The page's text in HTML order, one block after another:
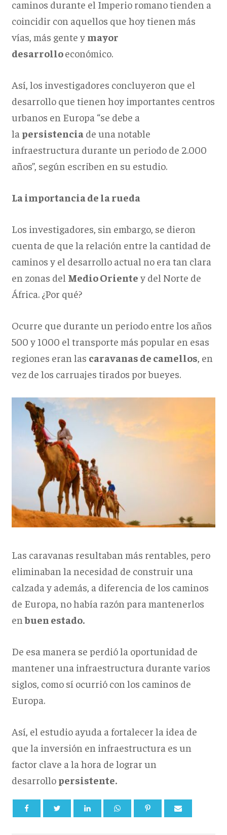
caminos durante el Imperio romano tienden a
coincidir con aquellos que hoy tienen más
vías, más gente y mayor
desarrolloeconómico.
Así, los investigadores concluyeron que el
desarrollo que tienen hoy importantes centros
urbanos en Europa “se debe a
la persistencia de una notable
infraestructura durante un periodo de 2.000
años”, según escriben en su estudio.
La importancia de la rueda
Los investigadores, sin embargo, se dieron
cuenta de que la relación entre la cantidad de
caminos y el desarrollo actual no era tan clara
en zonas del Medio Oriente y del Norte de
África. ¿Por qué?
Ocurre que durante un periodo entre los años
500 y 1000 el transporte más popular en esas
regiones eran las caravanas de camellos , en
vez de los carruajes tirados por bueyes.
Las caravanas resultaban más rentables, pero
eliminaban la necesidad de construir una
calzada y además, a diferencia de los caminos
de Europa, no había razón para mantenerlos
enbuen estado.
De esa manera se perdió la oportunidad de
mantener una infraestructura durante varios
siglos, como sí ocurrió con los caminos de
Europa.
Así, el estudio ayuda a fortalecer la idea de
que la inversión en infraestructura es un
factor clave a la hora de lograr un
desarrollo persistente.